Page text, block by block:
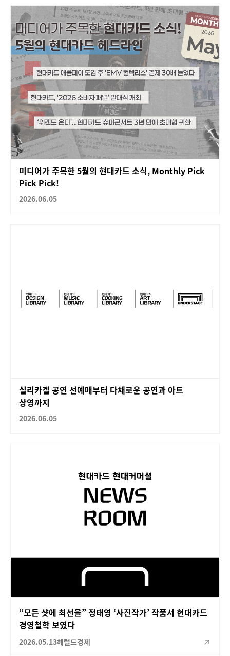
미디어가 주목한 5월의 현대카드 소식, Monthly Pick
Pick Pick!
2026.06.05
실리카겔 공연 선예매부터 다채로운 공연과 아트
상영까지
2026.06.05
“모든 샷에 최선을” 정태영 ‘사진작가’ 작품서 현대카드
경영철학 보였다
2026.05.13헤럴드경제